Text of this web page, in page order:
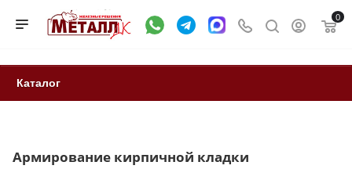
0
Каталог
Армирование кирпичной кладки